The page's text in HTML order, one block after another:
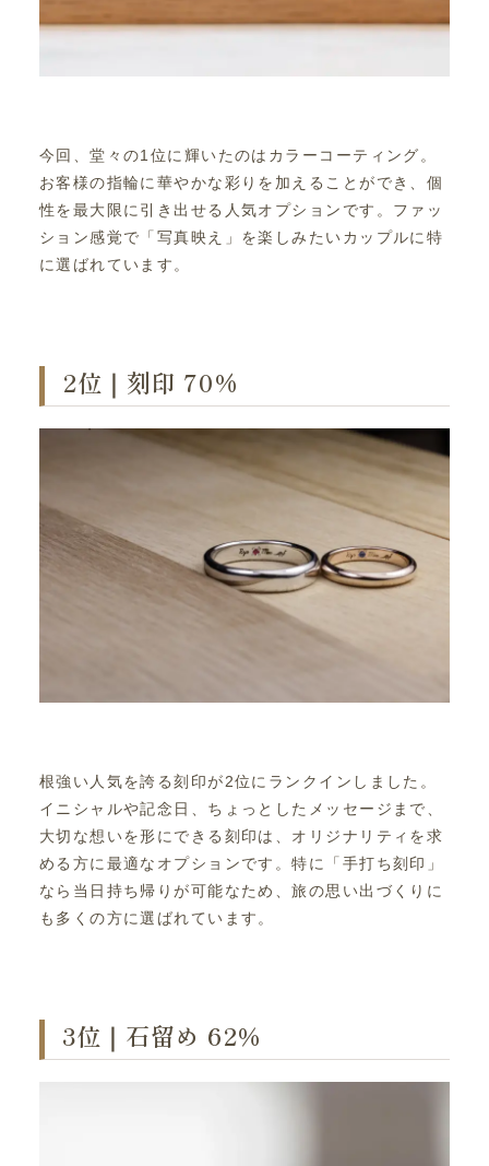
今回、堂々の1位に輝いたのはカラーコーティング。
お客様の指輪に華やかな彩りを加えることができ、個
性を最大限に引き出せる人気オプションです。ファッ
ション感覚で「写真映え」を楽しみたいカップルに特
に選ばれています。
2位｜刻印 70%
根強い人気を誇る刻印が2位にランクインしました。
イニシャルや記念日、ちょっとしたメッセージまで、
大切な想いを形にできる刻印は、オリジナリティを求
める方に最適なオプションです。特に「手打ち刻印」
なら当日持ち帰りが可能なため、旅の思い出づくりに
も多くの方に選ばれています。
3位｜石留め 62％